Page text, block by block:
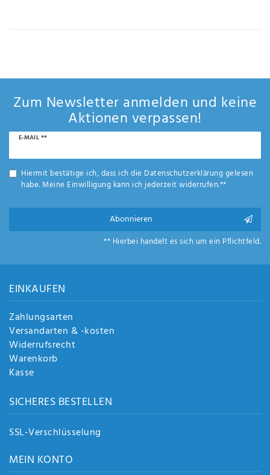
Hiermit
ich die
Daten­
gelesen
rag
e
sen
de
n
Zum Newsletter anmelden und keine
Aktionen verpassen!
E-MAIL **
Newsletter
Hiermit bestätige ich, dass ich die Daten­schutz­erklärunggelesen
habe. Meine Einwilligung kann ich jederzeit widerrufen.**
Abonnieren
** Hierbei handelt es sich um ein Pflichtfeld.
EINKAUFEN
Zahlungsarten
Versandarten & -kosten
Widerrufsrecht
Warenkorb
Kasse
SICHERES BESTELLEN
SSL-Verschlüsselung
MEIN KONTO